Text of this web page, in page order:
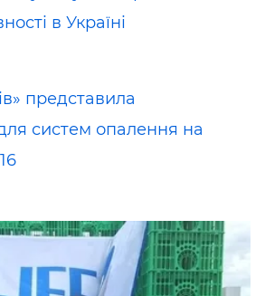
в Україні
представила
систем опалення на